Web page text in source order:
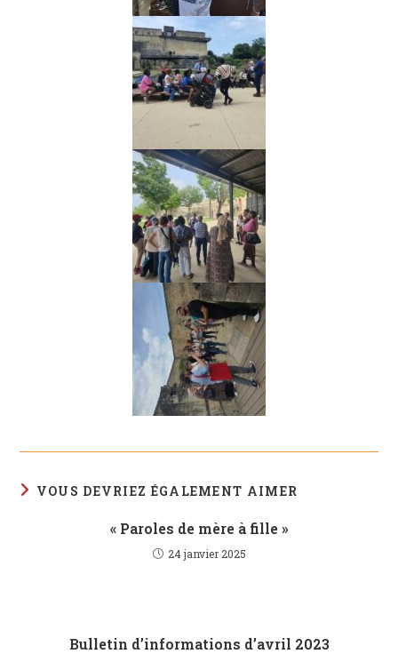
VOUS DEVRIEZ ÉGALEMENT AIMER
« Paroles de mère à fille »
24 janvier 2025
Bulletin d’informations d’avril 2023